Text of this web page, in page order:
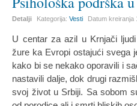
Detalji Kategorija:Vesti Datum kreiranja
U centar za azil u Krnjači
žure ka Evropi ostajući svega
kako bi se nekako oporavili i
nastavili dalje, dok drugi
svoj život u Srbiji. Sa sobom